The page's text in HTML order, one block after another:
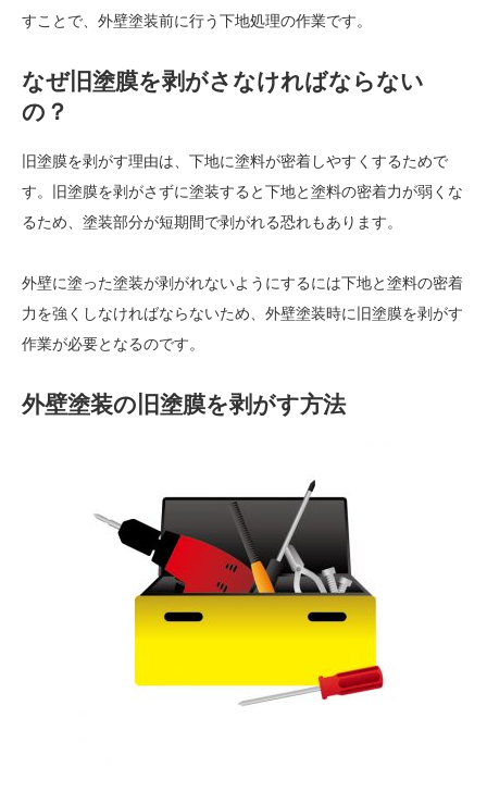
すことで、外壁塗装前に行う下地処理の作業です。
なぜ旧塗膜を剥がさなければならない
の？
旧塗膜を剥がす理由は、下地に塗料が密着しやすくするためで
す。旧塗膜を剥がさずに塗装すると下地と塗料の密着力が弱くな
るため、塗装部分が短期間で剥がれる恐れもあります。
外壁に塗った塗装が剥がれないようにするには下地と塗料の密着
力を強くしなければならないため、外壁塗装時に旧塗膜を剥がす
作業が必要となるのです。
外壁塗装の旧塗膜を剥がす方法